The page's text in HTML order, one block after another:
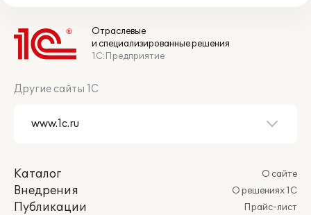
Отраслевые
и специализированные решения
1С:Предприятие
Другие сайты 1С
Каталог
Внедрения
Публикации
О сайте
О решениях 1С
Прайс-лист